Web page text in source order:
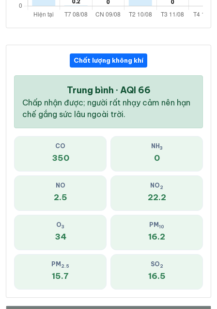
Chất lượng không khí
Trung bình · AQI 66
Chấp nhận được; người rất nhạy cảm nên hạn
chế gắng sức lâu ngoài trời.
CO
350
NH 3
0
NO
2.5
NO2
22.2
O3
34
PM 10
16.2
PM 2.5
15.7
SO2
16.5